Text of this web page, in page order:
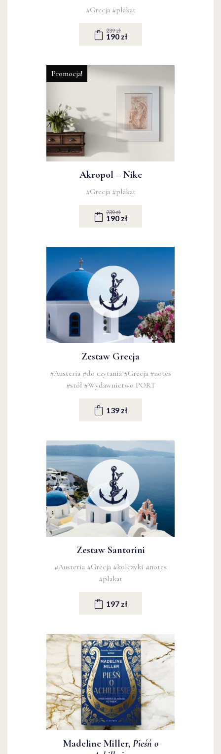
#Grecja #plakat
239 zł
190 zł
Promocja!
Akropol – Nike
#Grecja #plakat
239 zł
190 zł
Zestaw Grecja
#Austeria #do czytania #Grecja #notes
#stół #Wydawnictwo PORT
139 zł
Zestaw Santorini
#Austeria #Grecja #kolczyki #notes
#plakat
197 zł
Madeline Miller, Pieśń o